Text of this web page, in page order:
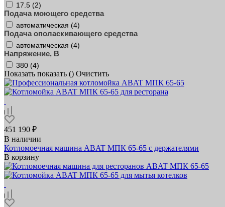
17.5 (2)
Подача моющего средства
автоматическая (4)
Подача ополаскивающего средства
автоматическая (4)
Напряжение, В
380 (4)
Показать показать () Очистить
451 190 ₽
В наличии
Котломоечная машина ABAT МПК 65‑65 с держателями
В корзину